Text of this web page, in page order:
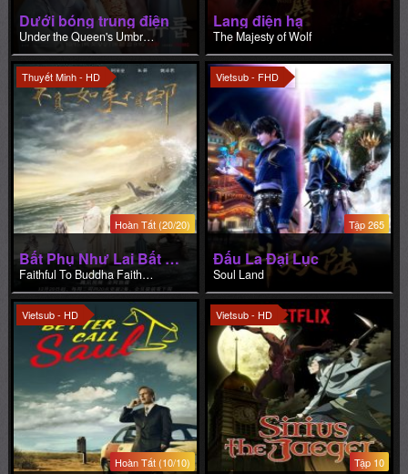
Dưới bóng trung điện
Under the Queen's Umbrella
Lang điện hạ
The Majesty of Wolf
Thuyết Minh - HD
Hoàn Tất (20/20)
Bất Phụ Như Lai Bất Phụ Khanh
Faithful To Buddha Faithful To Yo
Vietsub - FHD
Tập 265
Đấu La Đại Lục
Soul Land
Vietsub - HD
Hoàn Tất (10/10)
Vietsub - HD
Tập 10